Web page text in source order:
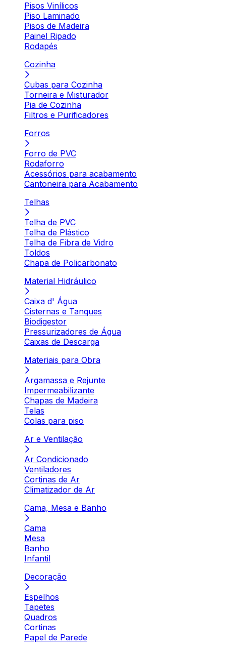
Pisos Vinílicos
Piso Laminado
Pisos de Madeira
Painel Ripado
Rodapés
Cozinha
Cubas para Cozinha
Torneira e Misturador
Pia de Cozinha
Filtros e Purificadores
Forros
Forro de PVC
Rodaforro
Acessórios para acabamento
Cantoneira para Acabamento
Telhas
Telha de PVC
Telha de Plástico
Telha de Fibra de Vidro
Toldos
Chapa de Policarbonato
Material Hidráulico
Caixa d' Água
Cisternas e Tanques
Biodigestor
Pressurizadores de Água
Caixas de Descarga
Materiais para Obra
Argamassa e Rejunte
Impermeabilizante
Chapas de Madeira
Telas
Colas para piso
Ar e Ventilação
Ar Condicionado
Ventiladores
Cortinas de Ar
Climatizador de Ar
Cama, Mesa e Banho
Cama
Mesa
Banho
Infantil
Decoração
Espelhos
Tapetes
Quadros
Cortinas
Papel de Parede